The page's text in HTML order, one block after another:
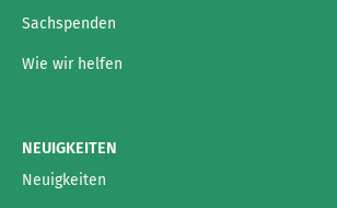
Sachspenden
Wie wir helfen
NEUIGKEITEN
Neuigkeiten